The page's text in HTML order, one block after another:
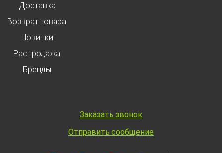
Доставка
Возврат товара
Новинки
Распродажа
Бренды
Заказать звонок
Отправить сообщение